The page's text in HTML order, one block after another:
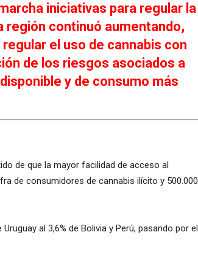
iniciativas para regular la
región continuó aumentando,
el uso de cannabis con
de los riesgos asociados a
y de consumo más
de que la mayor facilidad de acceso al
de consumidores de cannabis ilícito y 500.000
al 3,6% de Bolivia y Perú, pasando por el